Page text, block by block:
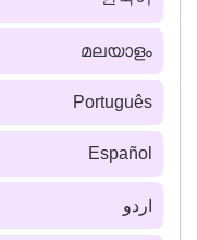
മലയാളം
Português
Español
اردو